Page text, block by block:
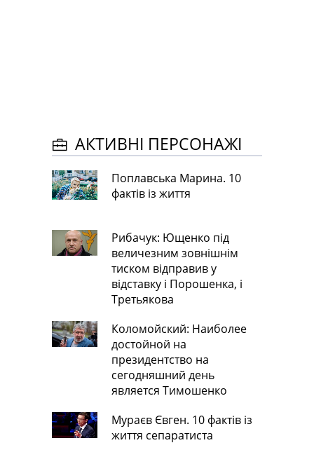
АКТИВНІ ПЕРСОНАЖІ
Поплавська Марина. 10
фактів із життя
Рибачук: Ющенко під
величезним зовнішнім
тиском відправив у
відставку і Порошенка, і
Третьякова
Коломойский: Наиболее
достойной на
президентство на
сегодняшний день
является Тимошенко
Мураєв Євген. 10 фактів із
життя сепаратиста